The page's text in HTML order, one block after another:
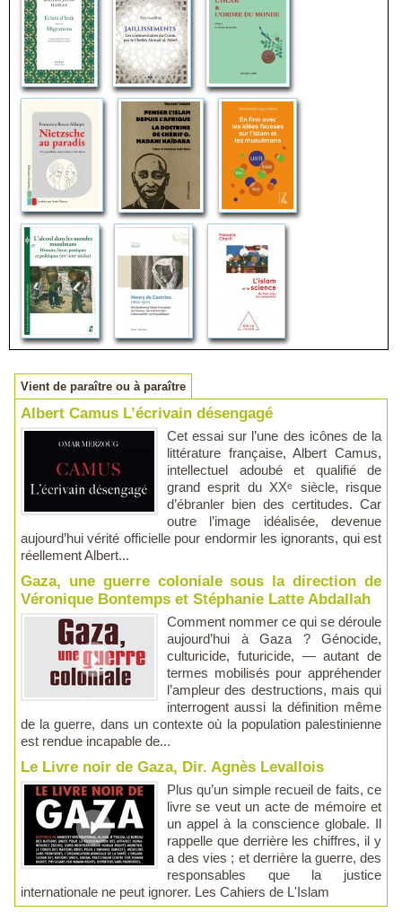
Vient de paraître ou à paraître
Albert Camus L’écrivain désengagé
Cet essai sur l’une des icônes de la
littérature française, Albert Camus,
intellectuel adoubé et qualifié de
grand esprit du XXᵉ siècle, risque
d’ébranler bien des certitudes. Car
outre l’image idéalisée, devenue
aujourd’hui vérité officielle pour endormir les ignorants, qui est
réellement Albert...
Gaza, une guerre coloniale sous la direction de
Véronique Bontemps et Stéphanie Latte Abdallah
Comment nommer ce qui se déroule
aujourd’hui à Gaza ? Génocide,
culturicide, futuricide, — autant de
termes mobilisés pour appréhender
l’ampleur des destructions, mais qui
interrogent aussi la définition même
de la guerre, dans un contexte où la population palestinienne
est rendue incapable de...
Le Livre noir de Gaza, Dir. Agnès Levallois
Plus qu’un simple recueil de faits, ce
livre se veut un acte de mémoire et
un appel à la conscience globale. Il
rappelle que derrière les chiffres, il y
a des vies ; et derrière la guerre, des
responsables que la justice
internationale ne peut ignorer. Les Cahiers de L'Islam